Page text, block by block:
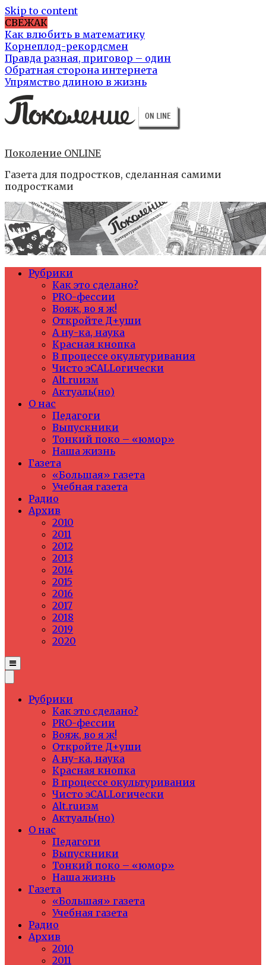
Skip to content
СВЕЖАК
Как влюбить в математику
Корнеплод-рекордсмен
Правда разная, приговор – один
Обратная сторона интернета
Упрямство длиною в жизнь
Поколение ONLINE
Газета для подростков, сделанная самими
подростками
Рубрики
Как это сделано?
PRO-фессии
Вояж, во я ж!
Откройте Д+уши
А ну-ка, наука
Красная кнопка
В процессе окультуривания
Чисто эCALLогически
Alt.ruизм
Актуаль(но)
О нас
Педагоги
Выпускники
Тонкий поко – «юмор»
Наша жизнь
Газета
«Большая» газета
Учебная газета
Радио
Архив
2010
2011
2012
2013
2014
2015
2016
2017
2018
2019
2020
Рубрики
Как это сделано?
PRO-фессии
Вояж, во я ж!
Откройте Д+уши
А ну-ка, наука
Красная кнопка
В процессе окультуривания
Чисто эCALLогически
Alt.ruизм
Актуаль(но)
О нас
Педагоги
Выпускники
Тонкий поко – «юмор»
Наша жизнь
Газета
«Большая» газета
Учебная газета
Радио
Архив
2010
2011